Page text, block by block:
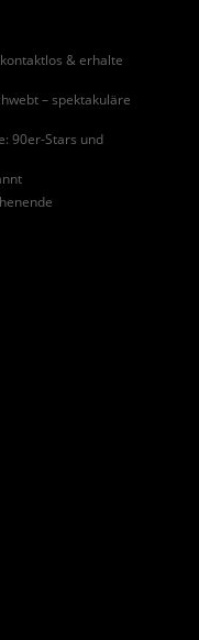
& erhalte
– spektakuläre
90er-Stars und